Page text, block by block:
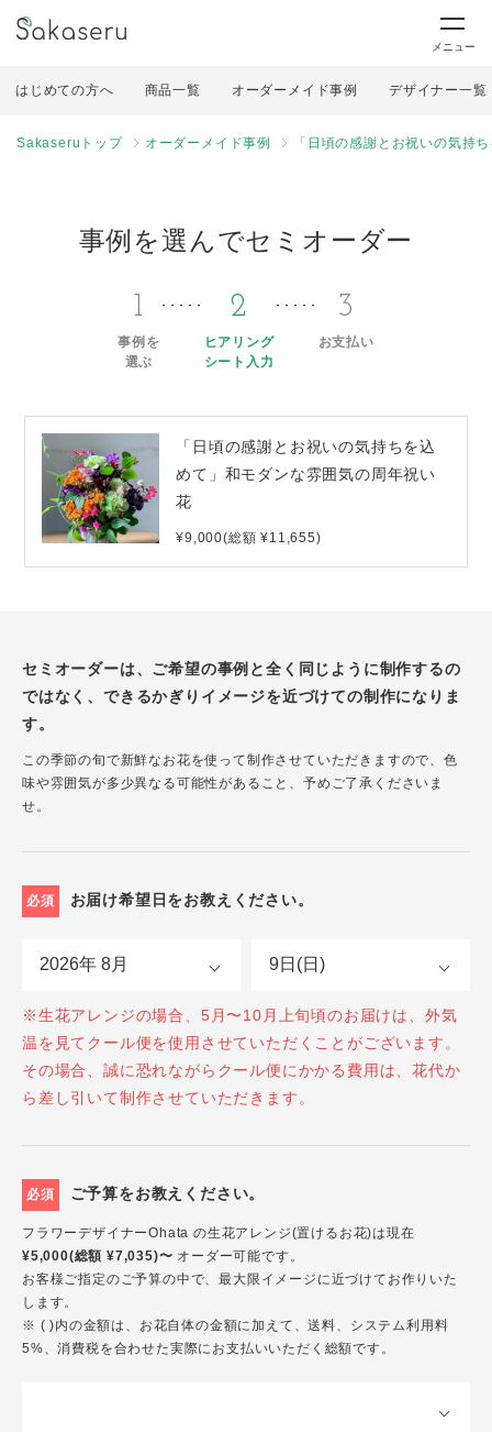
メニュー
はじめての方へ 商品一覧 オーダーメイド事例 デザイナー一覧
Sakaseruトップ オーダーメイド事例 「日頃の感謝とお祝いの気持
事例を選んでセミオーダー
1
事例を
選ぶ
2
ヒアリング
シート入力
3
お支払い
「日頃の感謝とお祝いの気持ちを込
めて」和モダンな雰囲気の周年祝い
花
¥9,000(総額 ¥11,655)
セミオーダーは、ご希望の事例と全く同じように制作するの
ではなく、できるかぎりイメージを近づけての制作になりま
す。
この季節の旬で新鮮なお花を使って制作させていただきますので、色
味や雰囲気が多少異なる可能性があること、予めご了承くださいま
せ。
必須 お届け希望日をお教えください。
※生花アレンジの場合、5月〜10月上旬頃のお届けは、外気
温を見てクール便を使用させていただくことがございます。
その場合、誠に恐れながらクール便にかかる費用は、花代か
ら差し引いて制作させていただきます。
必須 ご予算をお教えください。
フラワーデザイナーOhata の生花アレンジ(置けるお花)は現在
¥5,000(総額 ¥7,035)〜 オーダー可能です。
お客様ご指定のご予算の中で、最大限イメージに近づけてお作りいた
します。
※ ( )内の金額は、お花自体の金額に加えて、送料、システム利用料
5%、消費税を合わせた実際にお支払いいただく総額です。